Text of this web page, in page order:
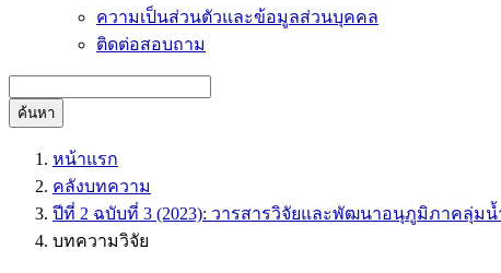
ความเป็นส่วนตัวและข้อมูลส่วนบุคคล
ติดต่อสอบถาม
ค้นหา
หน้าแรก
คลังบทความ
ปีที่ 2 ฉบับที่ 3 (2023): วารสารวิจัยและพัฒนาอนุภูมิภาคลุ่ม
บทความวิจัย